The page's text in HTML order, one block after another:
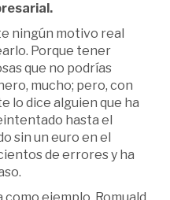
ningún motivo real
Porque tener
que no podrías
mucho; pero, con
lo dice alguien que ha
hasta el
sin un euro en el
de errores y ha